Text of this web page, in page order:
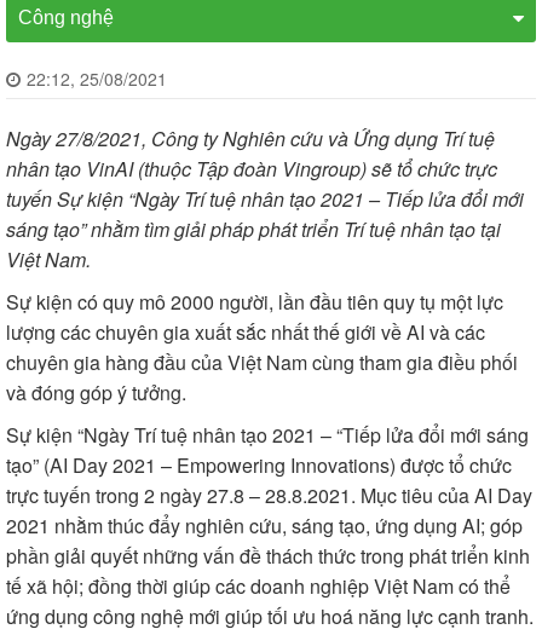
Công nghệ
22:12, 25/08/2021
Ngày 27/8/2021, Công ty Nghiên cứu và Ứng dụng Trí tuệ
nhân tạo VinAI (thuộc Tập đoàn Vingroup) sẽ tổ chức trực
tuyến Sự kiện “Ngày Trí tuệ nhân tạo 2021 – Tiếp lửa đổi mới
sáng tạo” nhằm tìm giải pháp phát triển Trí tuệ nhân tạo tại
Việt Nam.
Sự kiện có quy mô 2000 người, lần đầu tiên quy tụ một lực
lượng các chuyên gia xuất sắc nhất thế giới về AI và các
chuyên gia hàng đầu của Việt Nam cùng tham gia điều phối
và đóng góp ý tưởng.
Sự kiện “Ngày Trí tuệ nhân tạo 2021 – “Tiếp lửa đổi mới sáng
tạo” (AI Day 2021 – Empowering Innovations) được tổ chức
trực tuyến trong 2 ngày 27.8 – 28.8.2021. Mục tiêu của AI Day
2021 nhằm thúc đẩy nghiên cứu, sáng tạo, ứng dụng AI; góp
phần giải quyết những vấn đề thách thức trong phát triển kinh
tế xã hội; đồng thời giúp các doanh nghiệp Việt Nam có thể
ứng dụng công nghệ mới giúp tối ưu hoá năng lực cạnh tranh.